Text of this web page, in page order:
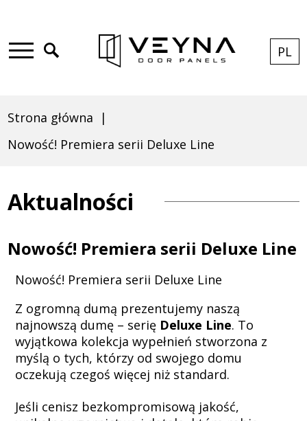
Premiera
serii
Deluxe
Line
|
to
main
do
treści
to
search
to
footer
PL
Ścieżka
Strona główna
Nowość! Premiera serii Deluxe Line
Aktualności
Nowość! Premiera serii Deluxe Line
Nowość! Premiera serii Deluxe Line
Z ogromną dumą prezentujemy naszą
najnowszą dumę – serię Deluxe Line. To
wyjątkowa kolekcja wypełnień stworzona z
myślą o tych, którzy od swojego domu
oczekują czegoś więcej niż standard.
Jeśli cenisz bezkompromisową jakość,